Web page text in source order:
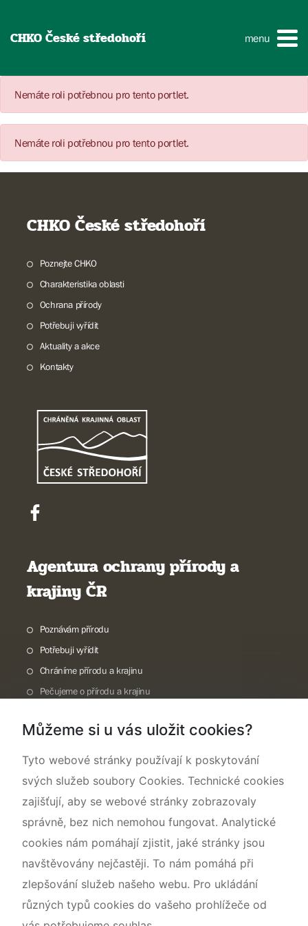
CHKO České středohoří menu
Nemáte roli potřebnou pro tento portlet.
Nemáte roli potřebnou pro tento portlet.
CHKO České středohoří
Poznejte CHKO
Charakteristika oblasti
Ochrana přírody
Potřebuji vyřídit
Aktuality a akce
Kontakty
Agentura ochrany přírody a
krajiny ČR
Poznávám přírodu
Potřebuji vyřídit
Chráníme přírodu a krajinu
Pečujeme o přírodu a krajinu
O nás
Můžeme si u vás uložit cookies?
Tyto webové stránky používají k poskytování
svých služeb soubory Cookies. Technické cookies
zajišťují, aby se webové stránky zobrazovaly
správně, bez nich nemohou fungovat. Analytické
cookies nám pomáhají zjistit, jaké stránky jsou
navštěvovány nejčastěji. To nám pomáhá při
zlepšování služeb našeho webu. Pro ukládání
různých typů cookies do vašeho prohlížeče od